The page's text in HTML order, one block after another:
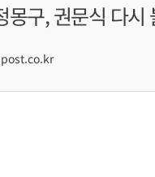
구, 권문식 다시